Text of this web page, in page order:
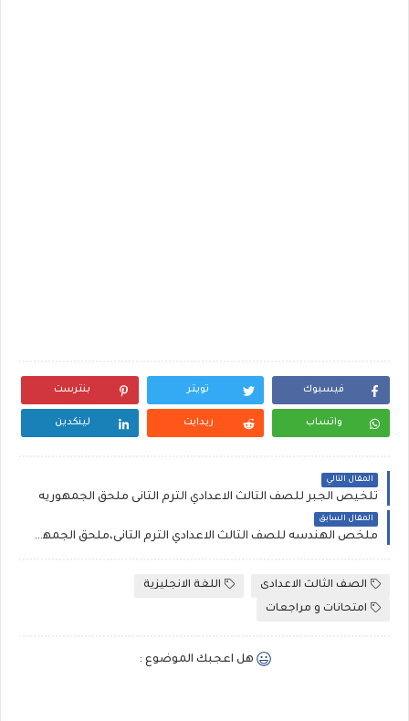
فيسبوك تويتر بنترست
واتساب ريدايت لينكدين
المقال التالي
تلخيص الجبر للصف الثالث الاعدادي الترم الثانى ملحق الجمهوريه
المقال السابق
ملخص الهندسه للصف الثالث الاعدادي الترم الثانى،ملحق الجمهوريه لشهر مارس
الصف الثالث الاعدادى
اللغة الانجليزية
امتحانات و مراجعات
هل اعجبك الموضوع :